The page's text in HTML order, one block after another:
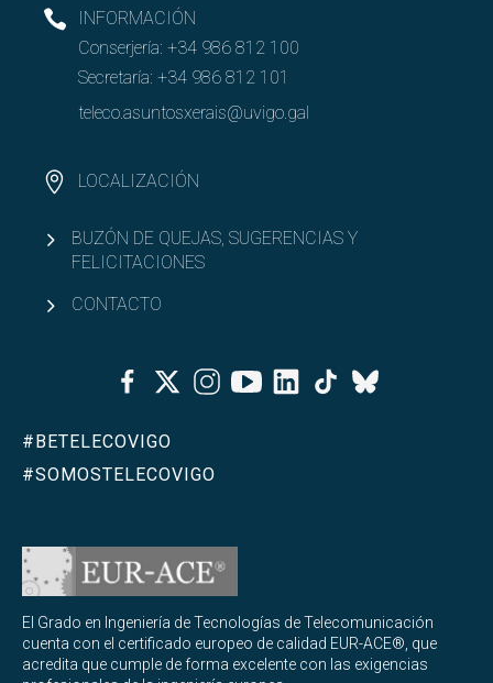
INFORMACIÓN
Conserjería: +34 986 812 100
Secretaría: +34 986 812 101
teleco.asuntosxerais@uvigo.gal
LOCALIZACIÓN
BUZÓN DE QUEJAS, SUGERENCIAS Y
FELICITACIONES
CONTACTO
FacebookTwitterInstagramYoutubeLinkedinTiktok
Bluesky
#BETELECOVIGO
#SOMOSTELECOVIGO
El Grado en Ingeniería de Tecnologías de Telecomunicación
cuenta con el certificado europeo de calidad EUR-ACE®, que
acredita que cumple de forma excelente con las exigencias